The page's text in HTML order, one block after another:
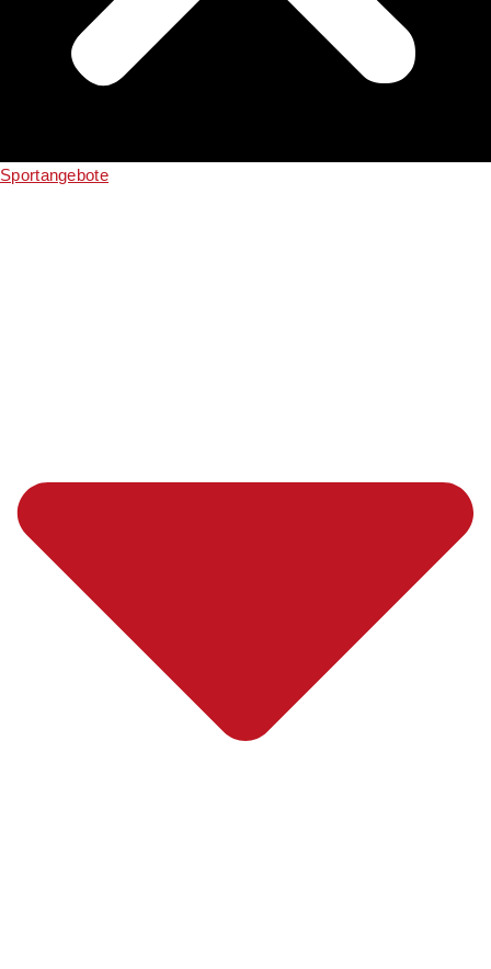
Sportangebote